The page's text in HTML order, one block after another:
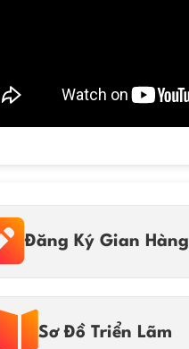
Đăng Ký Gian Hàng
Sơ Đồ Triển Lãm